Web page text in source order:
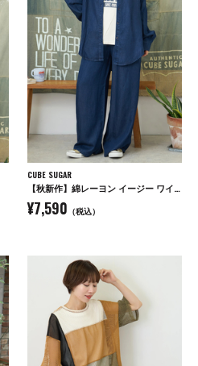
CUBE SUGAR
【秋新作】綿レーヨン イージー ワイドパンツ
¥7,590 （税込）